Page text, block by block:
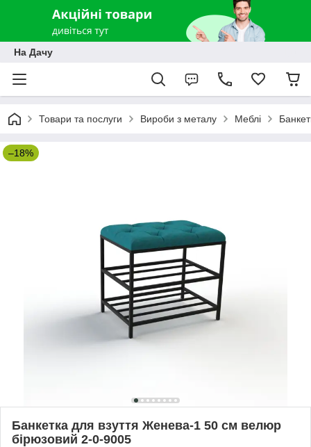
На Дачу
Товари та послуги Вироби з металу Меблі
–18%
Банкетка для взуття Женева-1 50 см велюр
бірюзовий 2-0-9005